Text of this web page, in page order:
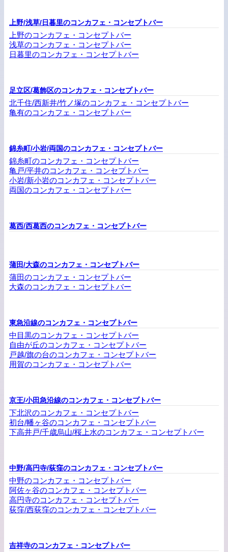
上野/浅草/日暮里のコンカフェ・コンセプトバー
上野のコンカフェ・コンセプトバー
浅草のコンカフェ・コンセプトバー
日暮里のコンカフェ・コンセプトバー
足立区/葛飾区のコンカフェ・コンセプトバー
北千住/西新井/竹ノ塚のコンカフェ・コンセプトバー
亀有のコンカフェ・コンセプトバー
錦糸町/小岩/両国のコンカフェ・コンセプトバー
錦糸町のコンカフェ・コンセプトバー
亀戸/平井のコンカフェ・コンセプトバー
小岩/新小岩のコンカフェ・コンセプトバー
両国のコンカフェ・コンセプトバー
葛西/西葛西のコンカフェ・コンセプトバー
蒲田/大森のコンカフェ・コンセプトバー
蒲田のコンカフェ・コンセプトバー
大森のコンカフェ・コンセプトバー
東急沿線のコンカフェ・コンセプトバー
中目黒のコンカフェ・コンセプトバー
自由が丘のコンカフェ・コンセプトバー
戸越/旗の台のコンカフェ・コンセプトバー
用賀のコンカフェ・コンセプトバー
京王/小田急沿線のコンカフェ・コンセプトバー
下北沢のコンカフェ・コンセプトバー
初台/幡ヶ谷のコンカフェ・コンセプトバー
下高井戸/千歳烏山/桜上水のコンカフェ・コンセプトバー
中野/高円寺/荻窪のコンカフェ・コンセプトバー
中野のコンカフェ・コンセプトバー
阿佐ヶ谷のコンカフェ・コンセプトバー
高円寺のコンカフェ・コンセプトバー
荻窪/西荻窪のコンカフェ・コンセプトバー
吉祥寺のコンカフェ・コンセプトバー